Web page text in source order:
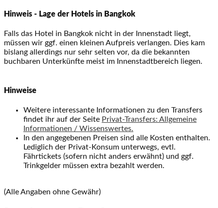
Hinweis - Lage der Hotels in Bangkok
Falls das Hotel in Bangkok nicht in der Innenstadt liegt,
müssen wir ggf. einen kleinen Aufpreis verlangen. Dies kam
bislang allerdings nur sehr selten vor, da die bekannten
buchbaren Unterkünfte meist im Innenstadtbereich liegen.
Hinweise
Weitere interessante Informationen zu den Transfers
findet ihr auf der Seite Privat-Transfers: Allgemeine
Informationen / Wissenswertes.
In den angegebenen Preisen sind alle Kosten enthalten.
Lediglich der Privat-Konsum unterwegs, evtl.
Fährtickets (sofern nicht anders erwähnt) und ggf.
Trinkgelder müssen extra bezahlt werden.
(Alle Angaben ohne Gewähr)